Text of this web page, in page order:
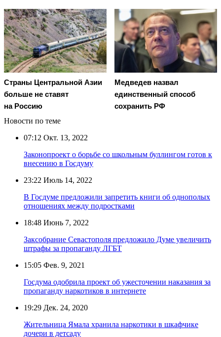
Страны Центральной Азии
больше не ставят
на Россию
Медведев назвал
единственный способ
сохранить РФ
Новости по теме
07:12 Окт. 13, 2022
Законопроект о борьбе со школьным буллингом готов к
внесению в Госдуму
23:22 Июль 14, 2022
В Госдуме предложили запретить книги об однополых
отношениях между подростками
18:48 Июнь 7, 2022
Заксобрание Севастополя предложило Думе увеличить
штрафы за пропаганду ЛГБТ
15:05 Фев. 9, 2021
Госдума одобрила проект об ужесточении наказания за
пропаганду наркотиков в интернете
19:29 Дек. 24, 2020
Жительница Ямала хранила наркотики в шкафчике
дочери в детсаду